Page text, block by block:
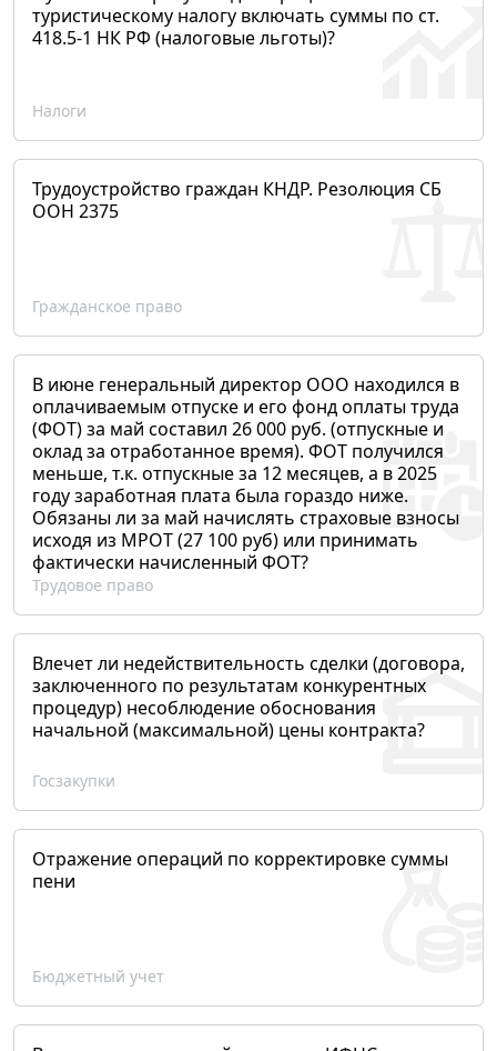
туристическому налогу включать суммы по ст.
418.5-1 НК РФ (налоговые льготы)?
Налоги
Трудоустройство граждан КНДР. Резолюция СБ
ООН 2375
Гражданское право
В июне генеральный директор ООО находился в
оплачиваемым отпуске и его фонд оплаты труда
(ФОТ) за май составил 26 000 руб. (отпускные и
оклад за отработанное время). ФОТ получился
меньше, т.к. отпускные за 12 месяцев, а в 2025
году заработная плата была гораздо ниже.
Обязаны ли за май начислять страховые взносы
исходя из МРОТ (27 100 руб) или принимать
фактически начисленный ФОТ?
Трудовое право
Влечет ли недействительность сделки (договора,
заключенного по результатам конкурентных
процедур) несоблюдение обоснования
начальной (максимальной) цены контракта?
Госзакупки
Отражение операций по корректировке суммы
пени
Бюджетный учет